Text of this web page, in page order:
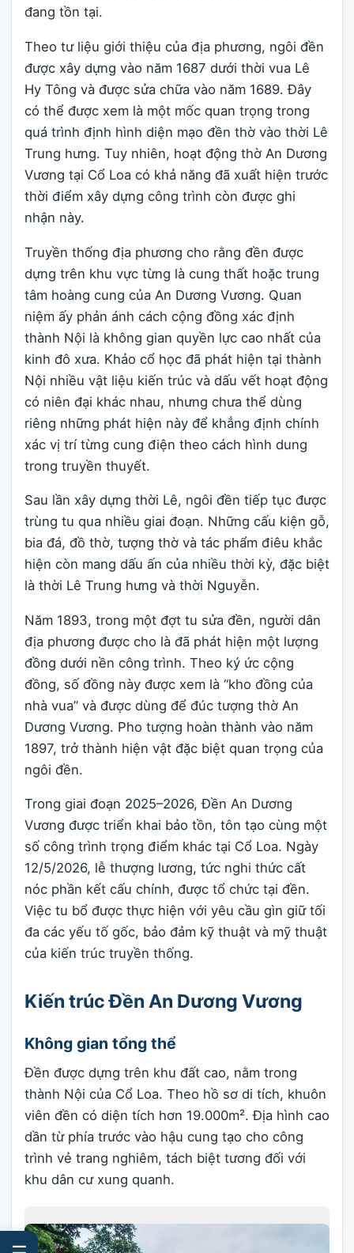
đang tồn tại.
Theo tư liệu giới thiệu của địa phương, ngôi đền
được xây dựng vào năm 1687 dưới thời vua Lê
Hy Tông và được sửa chữa vào năm 1689. Đây
có thể được xem là một mốc quan trọng trong
quá trình định hình diện mạo đền thờ vào thời Lê
Trung hưng. Tuy nhiên, hoạt động thờ An Dương
Vương tại Cổ Loa có khả năng đã xuất hiện trước
thời điểm xây dựng công trình còn được ghi
nhận này.
Truyền thống địa phương cho rằng đền được
dựng trên khu vực từng là cung thất hoặc trung
tâm hoàng cung của An Dương Vương. Quan
niệm ấy phản ánh cách cộng đồng xác định
thành Nội là không gian quyền lực cao nhất của
kinh đô xưa. Khảo cổ học đã phát hiện tại thành
Nội nhiều vật liệu kiến trúc và dấu vết hoạt động
có niên đại khác nhau, nhưng chưa thể dùng
riêng những phát hiện này để khẳng định chính
xác vị trí từng cung điện theo cách hình dung
trong truyền thuyết.
Sau lần xây dựng thời Lê, ngôi đền tiếp tục được
trùng tu qua nhiều giai đoạn. Những cấu kiện gỗ,
bia đá, đồ thờ, tượng thờ và tác phẩm điêu khắc
hiện còn mang dấu ấn của nhiều thời kỳ, đặc biệt
là thời Lê Trung hưng và thời Nguyễn.
Năm 1893, trong một đợt tu sửa đền, người dân
địa phương được cho là đã phát hiện một lượng
đồng dưới nền công trình. Theo ký ức cộng
đồng, số đồng này được xem là “kho đồng của
nhà vua” và được dùng để đúc tượng thờ An
Dương Vương. Pho tượng hoàn thành vào năm
1897, trở thành hiện vật đặc biệt quan trọng của
ngôi đền.
Trong giai đoạn 2025–2026, Đền An Dương
Vương được triển khai bảo tồn, tôn tạo cùng một
số công trình trọng điểm khác tại Cổ Loa. Ngày
12/5/2026, lễ thượng lương, tức nghi thức cất
nóc phần kết cấu chính, được tổ chức tại đền.
Việc tu bổ được thực hiện với yêu cầu gìn giữ tối
đa các yếu tố gốc, bảo đảm kỹ thuật và mỹ thuật
của kiến trúc truyền thống.
Kiến trúc Đền An Dương Vương
Không gian tổng thể
Đền được dựng trên khu đất cao, nằm trong
thành Nội của Cổ Loa. Theo hồ sơ di tích, khuôn
viên đền có diện tích hơn 19.000m². Địa hình cao
dần từ phía trước vào hậu cung tạo cho công
trình vẻ trang nghiêm, tách biệt tương đối với
khu dân cư xung quanh.